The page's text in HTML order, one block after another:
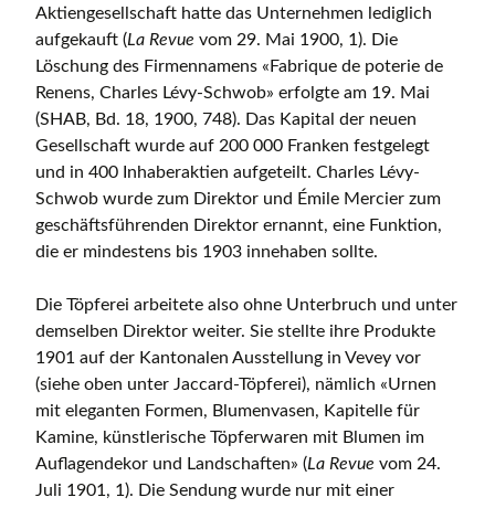
Aktiengesellschaft hatte das Unternehmen lediglich
aufgekauft (La Revue vom 29. Mai 1900, 1). Die
Löschung des Firmennamens «Fabrique de poterie de
Renens, Charles Lévy-Schwob» erfolgte am 19. Mai
(SHAB, Bd. 18, 1900, 748). Das Kapital der neuen
Gesellschaft wurde auf 200 000 Franken festgelegt
und in 400 Inhaberaktien aufgeteilt. Charles Lévy-
Schwob wurde zum Direktor und Émile Mercier zum
geschäftsführenden Direktor ernannt, eine Funktion,
die er mindestens bis 1903 innehaben sollte.
Die Töpferei arbeitete also ohne Unterbruch und unter
demselben Direktor weiter. Sie stellte ihre Produkte
1901 auf der Kantonalen Ausstellung in Vevey vor
(siehe oben unter Jaccard-Töpferei), nämlich «Urnen
mit eleganten Formen, Blumenvasen, Kapitelle für
Kamine, künstlerische Töpferwaren mit Blumen im
Auflagendekor und Landschaften» (La Revue vom 24.
Juli 1901, 1). Die Sendung wurde nur mit einer